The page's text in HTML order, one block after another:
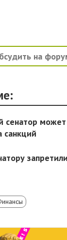
на
сенатор
санкций